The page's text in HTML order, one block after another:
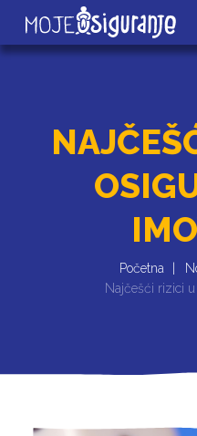
Početna
Najčešći rizici